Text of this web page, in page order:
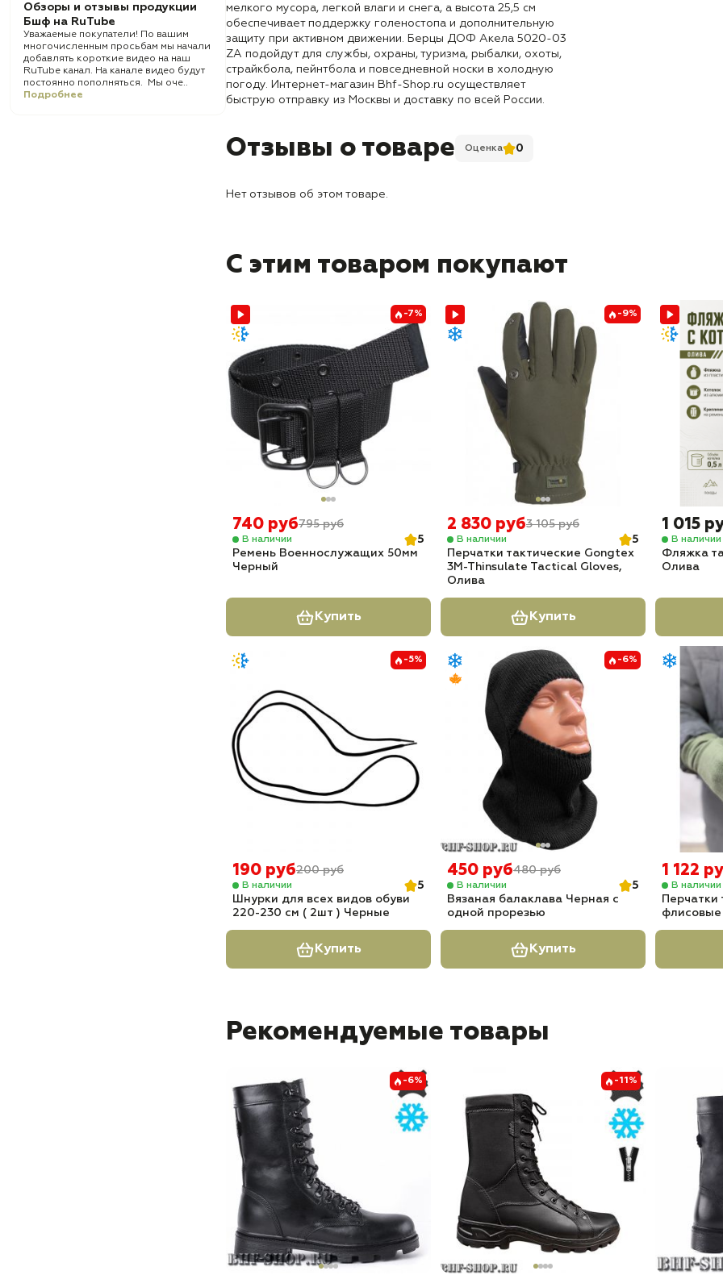
Обзоры и отзывы продукции
Бшф на RuTube
Уважаемые покупатели! По вашим
многочисленным просьбам мы начали
добавлять короткие видео на наш
RuTube канал. На канале видео будут
постоянно пополняться. Мы оче..
Подробнее
мелкого мусора, легкой влаги и снега, а высота 25,5 см
обеспечивает поддержку голеностопа и дополнительную
защиту при активном движении. Берцы ДОФ Акела 5020-03
ZA подойдут для службы, охраны, туризма, рыбалки, охоты,
страйкбола, пейнтбола и повседневной носки в холодную
погоду. Интернет-магазин Bhf-Shop.ru осуществляет
быструю отправку из Москвы и доставку по всей России.
Отзывы о товаре Оценка 0
Нет отзывов об этом товаре.
С этим товаром покупают
-7%
740 руб795 руб
В наличии
5
Ремень Военнослужащих 50мм
Черный
Купить
-9%
2 830 руб3 105 руб
В наличии
5
Перчатки тактические Gongtex
3M-Thinsulate Tactical Gloves,
Олива
Купить
1 015
В наличии
Фляжка
Олива
-5%
190 руб200 руб
В наличии
5
Шнурки для всех видов обуви
220-230 см ( 2шт ) Черные
Купить
-6%
450 руб480 руб
В наличии
5
Вязаная балаклава Черная с
одной прорезью
Купить
1 122
В наличии
Перчатки
флисовые
Рекомендуемые товары
-6% -11%